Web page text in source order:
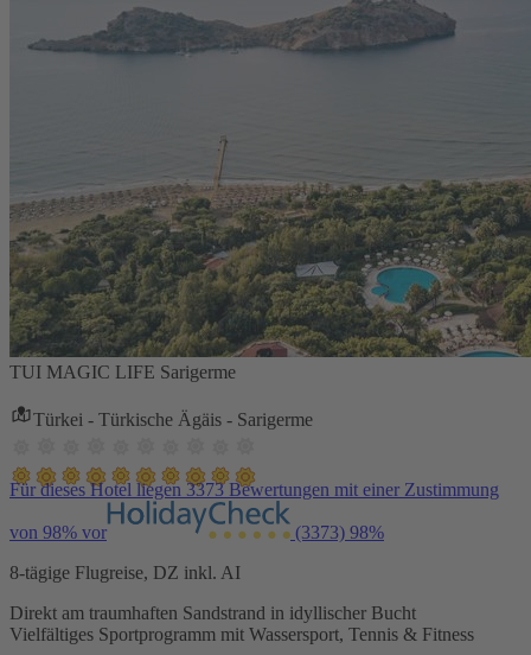
TUI MAGIC LIFE Sarigerme
Türkei - Türkische Ägäis - Sarigerme
Für dieses Hotel liegen 3373 Bewertungen mit einer Zustimmung
von 98% vor (3373) 98%
8-tägige Flugreise, DZ inkl. AI
Direkt am traumhaften Sandstrand in idyllischer Bucht
Vielfältiges Sportprogramm mit Wassersport, Tennis & Fitness